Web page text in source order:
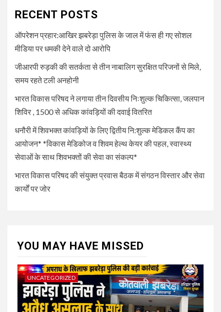
द्वितीय नि:शुल्क मेडिकल कैंप का
हेल्थ केयर की पहल, स्वास्थ्य सेवाओं
के साथ शिवभक्तों की सेवा का संकल्प*
5
बैठक में संगठन विस्तार और सेवा कार्यों
पर जोर
RECENT POSTS
ऑपरेशन प्रहार:आखिर झबरेड़ा पुलिस के जाल में फंस ही गए सोशल
मीडिया पर धमकी देने वाले दो आरोपि
जीआरपी रुड़की की सतर्कता से तीन नाबालिग सुरक्षित परिजनों से मिले,
समय रहते टली अनहोनी
भारत विकास परिषद ने लगाया तीन दिवसीय निःशुल्क चिकित्सा, जलपान
शिविर , 1500 से अधिक कांवड़ियों की दवाई वितरित
धनौरी में शिवभक्त कांवड़ियों के लिए द्वितीय नि:शुल्क मेडिकल कैंप का
आयोजन* *विकास मेडिकोज व शिवम हेल्थ केयर की पहल, स्वास्थ्य
सेवाओं के साथ शिवभक्तों की सेवा का संकल्प*
भारत विकास परिषद की संयुक्त प्रवास बैठक में संगठन विस्तार और सेवा
कार्यों पर जोर
YOU MAY HAVE MISSED
UNCATEGORIZED